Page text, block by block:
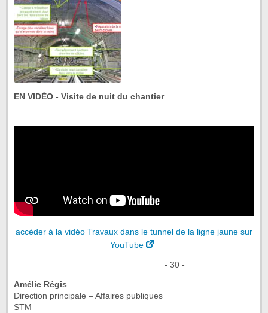
EN VIDÉO - Visite de nuit du chantier
accéder à la vidéo Travaux dans le tunnel de la ligne jaune sur
YouTube
- 30 -
Amélie Régis
Direction principale – Affaires publiques
STM